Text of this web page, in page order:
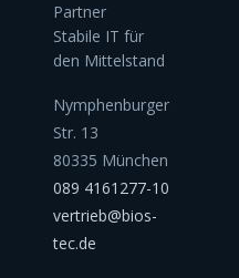
Partner
Stabile IT für
den Mittelstand
Nymphenburger
Str. 13
80335 München
089 4161277-10
vertrieb@bios-
tec.de